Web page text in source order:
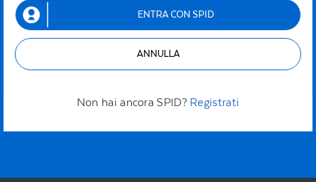
ENTRA CON SPID
ANNULLA
Non hai ancora SPID? Registrati